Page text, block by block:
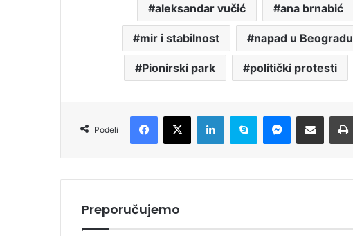
aleksandar vučić ana brnabić
mir i stabilnost napad u Beogradu
Pionirski park politički protesti
Podeli
Preporučujemo